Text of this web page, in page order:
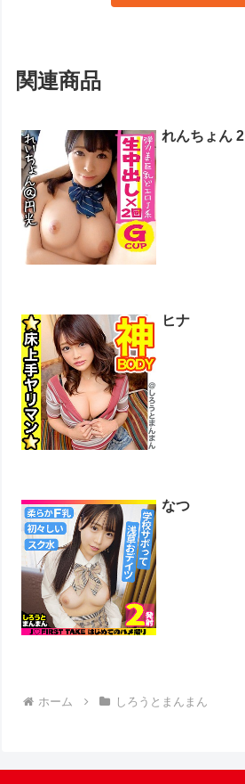
関連商品
れんちょん 2
ヒナ
なつ
ホーム しろうとまんまん